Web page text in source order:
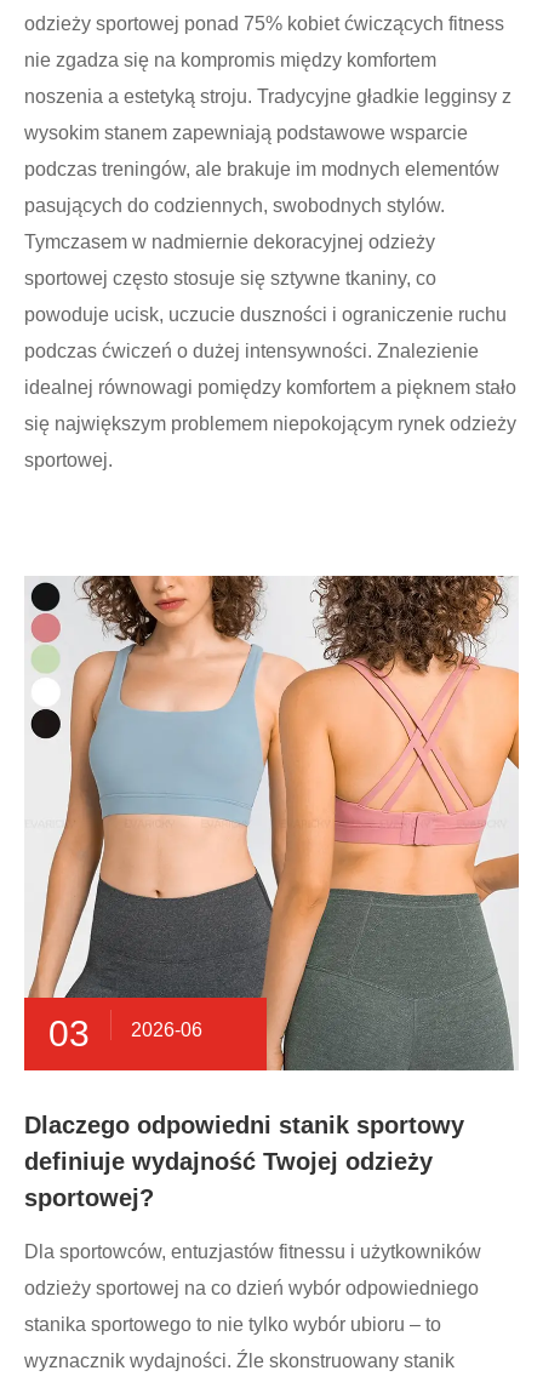
odzieży sportowej ponad 75% kobiet ćwiczących fitness
nie zgadza się na kompromis między komfortem
noszenia a estetyką stroju. Tradycyjne gładkie legginsy z
wysokim stanem zapewniają podstawowe wsparcie
podczas treningów, ale brakuje im modnych elementów
pasujących do codziennych, swobodnych stylów.
Tymczasem w nadmiernie dekoracyjnej odzieży
sportowej często stosuje się sztywne tkaniny, co
powoduje ucisk, uczucie duszności i ograniczenie ruchu
podczas ćwiczeń o dużej intensywności. Znalezienie
idealnej równowagi pomiędzy komfortem a pięknem stało
się największym problemem niepokojącym rynek odzieży
sportowej.
03 2026-06
Dlaczego odpowiedni stanik sportowy
definiuje wydajność Twojej odzieży
sportowej?
Dla sportowców, entuzjastów fitnessu i użytkowników
odzieży sportowej na co dzień wybór odpowiedniego
stanika sportowego to nie tylko wybór ubioru – to
wyznacznik wydajności. Źle skonstruowany stanik